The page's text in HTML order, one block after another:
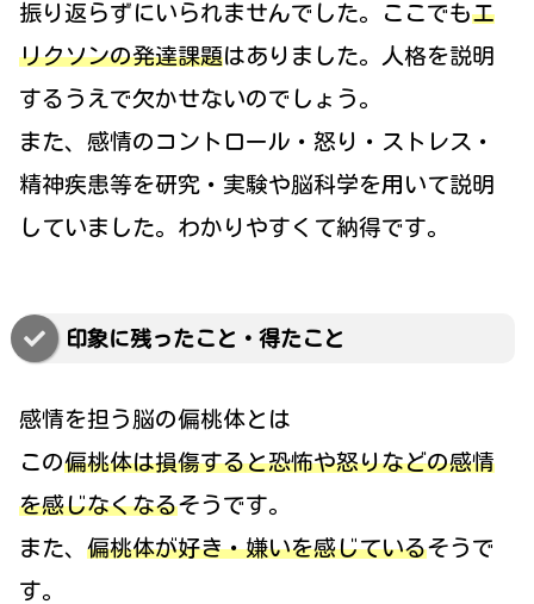
振り返らずにいられませんでした。ここでもエ
リクソンの発達課題はありました。人格を説明
するうえで欠かせないのでしょう。
また、感情のコントロール・怒り・ストレス・
精神疾患等を研究・実験や脳科学を用いて説明
していました。わかりやすくて納得です。
印象に残ったこと・得たこと
感情を担う脳の偏桃体とは
この偏桃体は損傷すると恐怖や怒りなどの感情
を感じなくなるそうです。
また、 偏桃体が好き・嫌いを感じているそうで
す。